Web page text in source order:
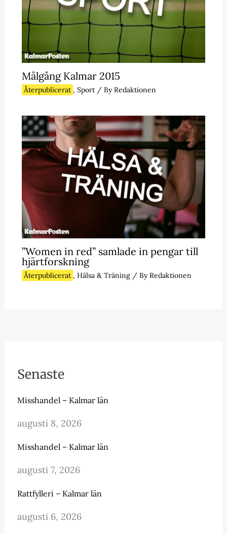
Målgång Kalmar 2015
Återpublicerat , Sport/ ByRedaktionen
”Women in red” samlade in pengar till
hjärtforskning
Återpublicerat , Hälsa & Träning/ ByRedaktionen
Senaste
Misshandel – Kalmar län
augusti 8, 2026
Misshandel – Kalmar län
augusti 7, 2026
Rattfylleri – Kalmar län
augusti 6, 2026